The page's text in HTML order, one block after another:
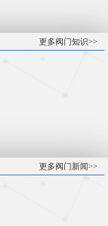
更多阀门知识>>
更多阀门新闻>>